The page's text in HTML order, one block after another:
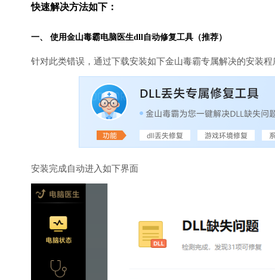
快速解决方法如下：
一、 使用金山毒霸电脑医生dll自动修复工具（推荐）
针对此类错误，通过下载安装如下金山毒霸专属解决的安装
安装完成自动进入如下界面